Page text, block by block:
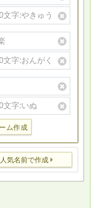
ム作成
人気名前で作成